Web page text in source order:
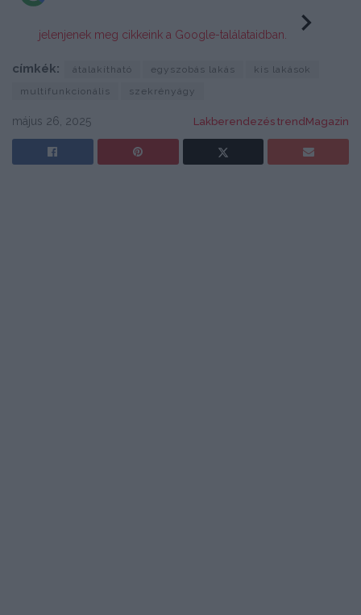
jelenjenek meg cikkeink a Google-találataidban.
címkék: átalakítható egyszobás lakás
kis lakások
multifunkcionális
szekrényágy
május 26, 2025 Lakberendezés trendMagazin